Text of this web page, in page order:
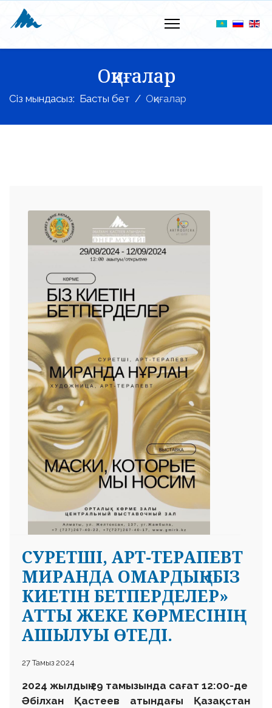
Оқиғалар
Сіз мындасыз: Басты бет Оқиғалар
CУРЕТШІ, АРТ-ТЕРАПЕВТ
МИРАНДА ОМАРДЫҢ «БІЗ
КИЕТІН БЕТПЕРДЕЛЕР»
АТТЫ ЖЕКЕ КӨРМЕСІНІҢ
АШЫЛУЫ ӨТЕДІ.
27 Тамыз 2024
2024 жылдың 29 тамызында сағат 12:00-де
Әбілхан Қастеев атындағы Қазақстан